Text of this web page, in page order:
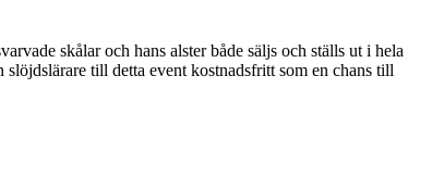
skålar och hans alster både säljs och ställs ut i hela
till detta event kostnadsfritt som en chans till